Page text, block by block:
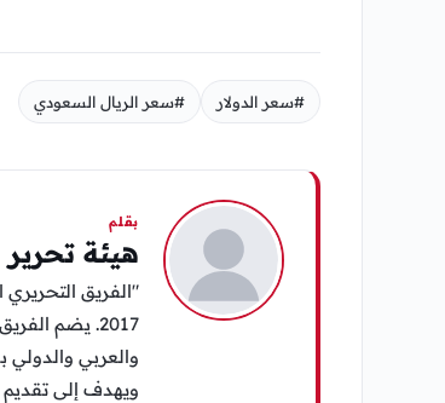
#سعر الدولار #سعر الريال السعودي
بقلم
هيئة تحرير
"الفريق
2017. يضم
والعربي والدولي
ويهدف إلى